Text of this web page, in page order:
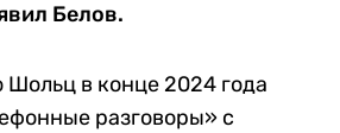
Белов.
Шольц в конце 2024 года
разговоры» с